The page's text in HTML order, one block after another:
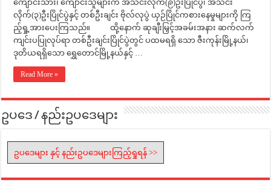
ကျောင်းသား၊ ကျောင်းသူများက အသင်းလိုက်(၉)ဦးပြိုင်ပွဲ၊ အသင်း
လိုက်(၃)ဦးပြိုင်ပွဲနှင့် တစ်ဦးချင်း ဗိုလ်လုပွဲ ယှဉ်ပြိုင်ကစားနေမှုများကို ကြ
ည့်ရှု့အားပေးကြသည်။ ထို့နောက် ဆုချီးမြှင့်အခမ်းအနား ဆက်လက်
ကျင်းပပြုလုပ်ရာ တစ်ဦးချင်းပြိုင်ပွဲတွင် ပထမရရှိ သော ဇီးကုန်းမြို့နယ်၊
ဒုတိယရရှိသော ရွှေတောင်မြို့နယ်နှင့် …
Read More »
ဥပဒေ / နည်းဥပဒေများ
ဥပဒေများ နှင့် နည်းဥပဒေများကြည့်ရှုရန် >>